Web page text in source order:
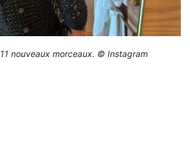
nouveaux morceaux. © Instagram